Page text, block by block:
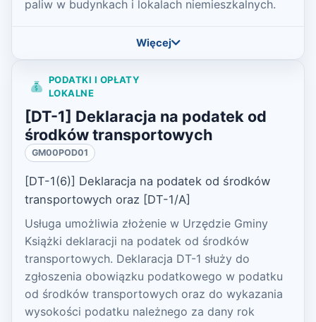
paliw w budynkach i lokalach niemieszkalnych.
Więcej
PODATKI I OPŁATY
LOKALNE
[DT-1] Deklaracja na podatek od
środków transportowych
GM00POD01
[DT-1(6)] Deklaracja na podatek od środków
transportowych oraz [DT-1/A]
Usługa umożliwia złożenie w Urzędzie Gminy
Książki deklaracji na podatek od środków
transportowych. Deklaracja DT-1 służy do
zgłoszenia obowiązku podatkowego w podatku
od środków transportowych oraz do wykazania
wysokości podatku należnego za dany rok